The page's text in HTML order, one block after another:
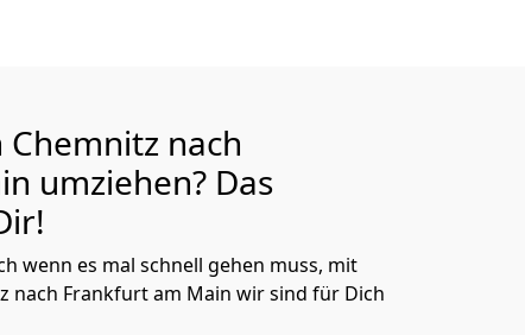
nach
umziehen? Das
wenn es mal schnell gehen muss, mit
nach Frankfurt am Main wir sind für Dich